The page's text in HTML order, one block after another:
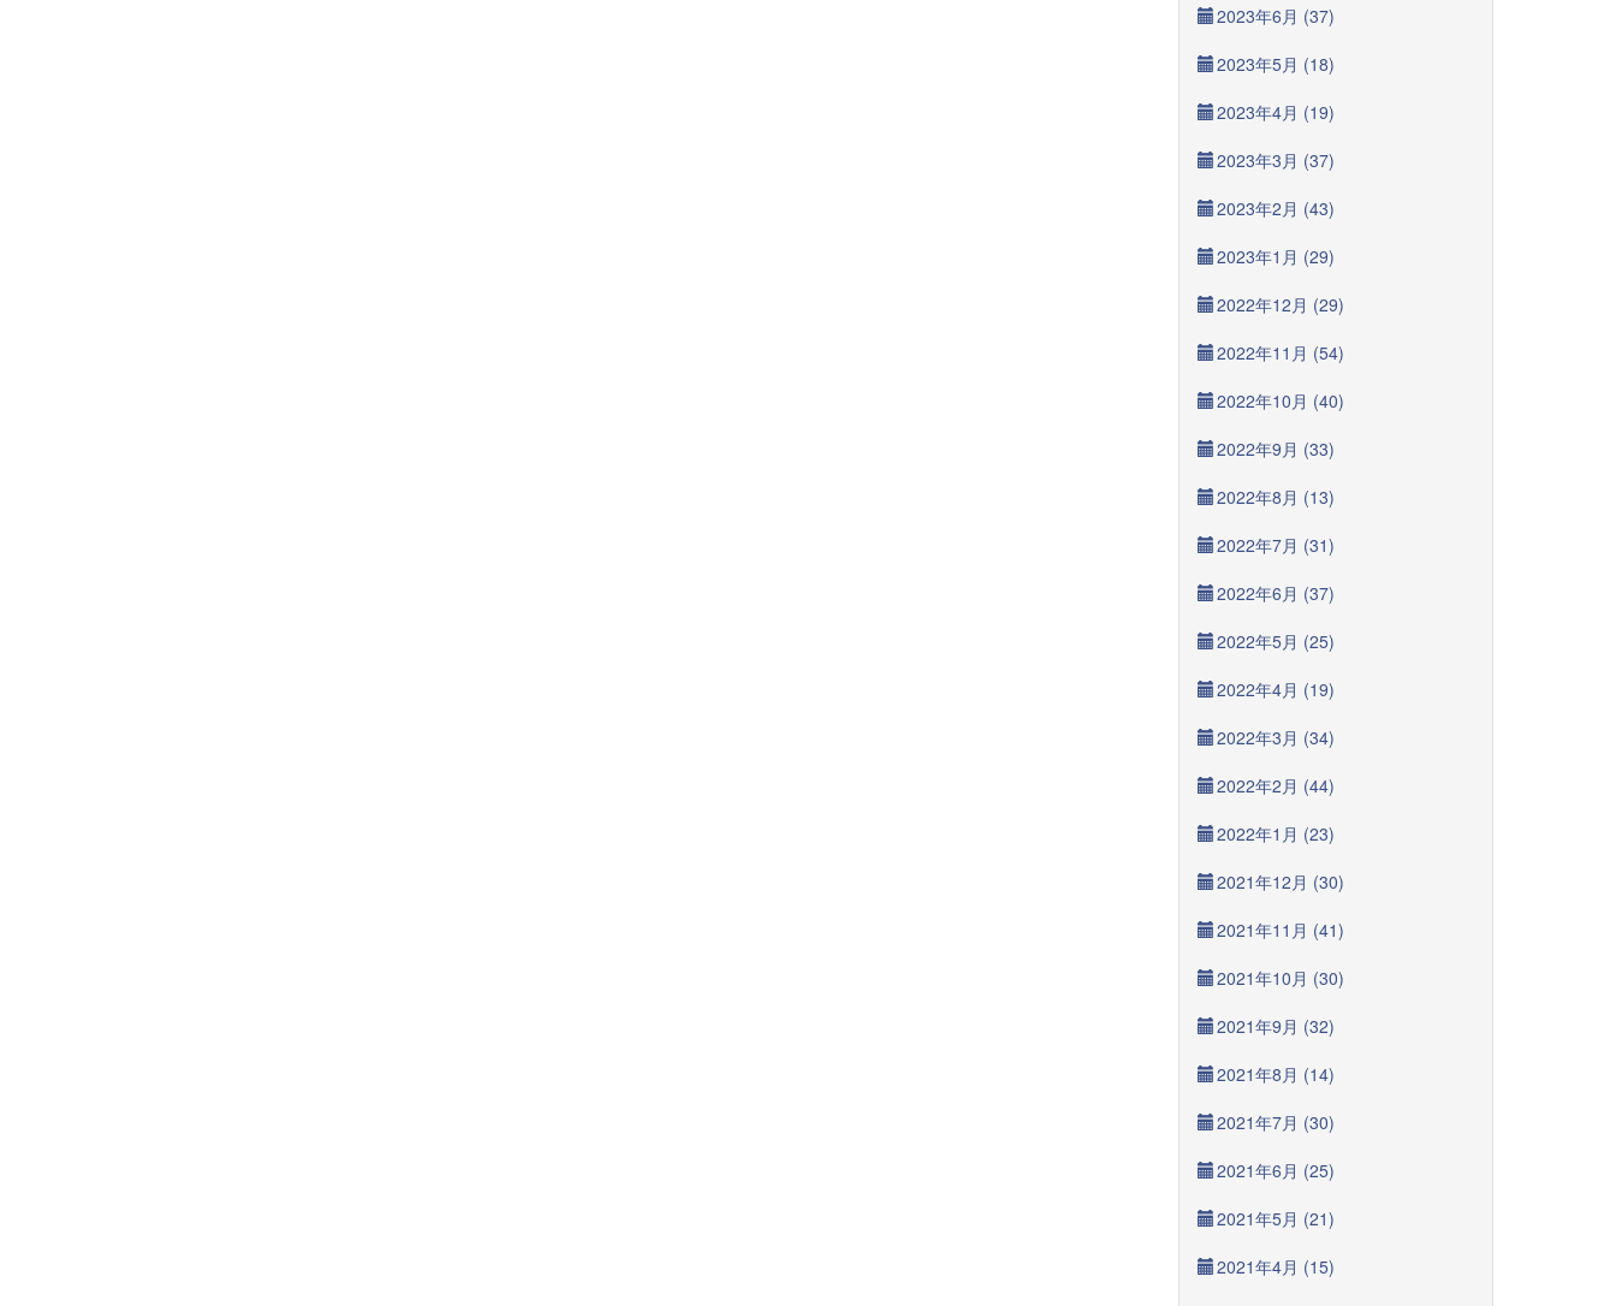
2023年6月 (37)
2023年5月 (18)
2023年4月 (19)
2023年3月 (37)
2023年2月 (43)
2023年1月 (29)
2022年12月 (29)
2022年11月 (54)
2022年10月 (40)
2022年9月 (33)
2022年8月 (13)
2022年7月 (31)
2022年6月 (37)
2022年5月 (25)
2022年4月 (19)
2022年3月 (34)
2022年2月 (44)
2022年1月 (23)
2021年12月 (30)
2021年11月 (41)
2021年10月 (30)
2021年9月 (32)
2021年8月 (14)
2021年7月 (30)
2021年6月 (25)
2021年5月 (21)
2021年4月 (15)